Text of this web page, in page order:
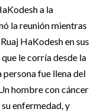
a la
la reunión mientras
HaKodesh en sus
le corría desde la
fue llena del
hombre con cáncer
enfermedad, y